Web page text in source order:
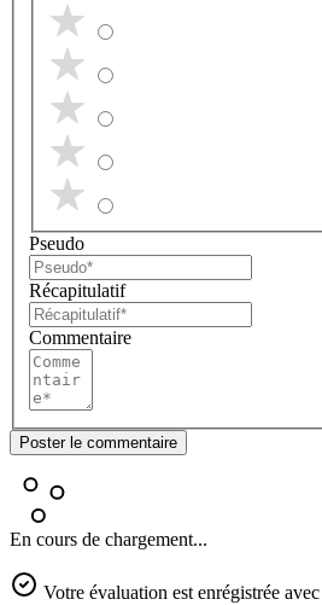
Pseudo
Récapitulatif
Commentaire
Poster le commentaire
En cours de chargement...
Votre évaluation est enrégistrée